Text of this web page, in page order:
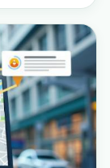
の負担は、
立たなさによ
、クリニック
、すぐにでも
的な方法をま
計や難しい経
人数」「混雑
さんの理解と